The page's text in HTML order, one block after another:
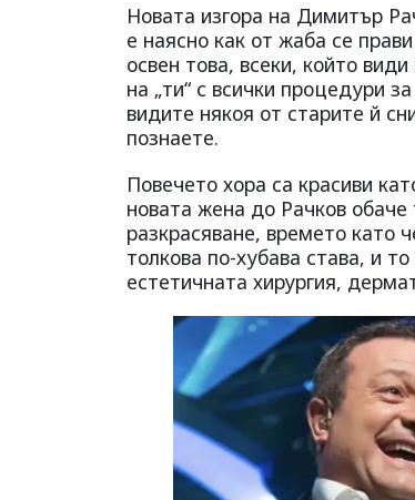
Новата изгора на Димитър
е наясно как от жаба се
освен това, всеки, който
на „ти“ с всички процедури
видите някоя от старите й
познаете.
Повечето хора са красиви
новата жена до Рачков
разкрасяване, времето като
толкова по-хубава става, и
естетичната хирургия,